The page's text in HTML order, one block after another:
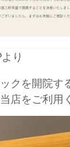
り
クを開院す
店をご利用